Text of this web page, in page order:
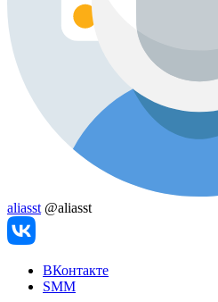
aliasst @aliasst
ВКонтакте
SMM